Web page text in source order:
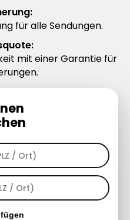
für alle Sendungen.
mit einer Garantie für